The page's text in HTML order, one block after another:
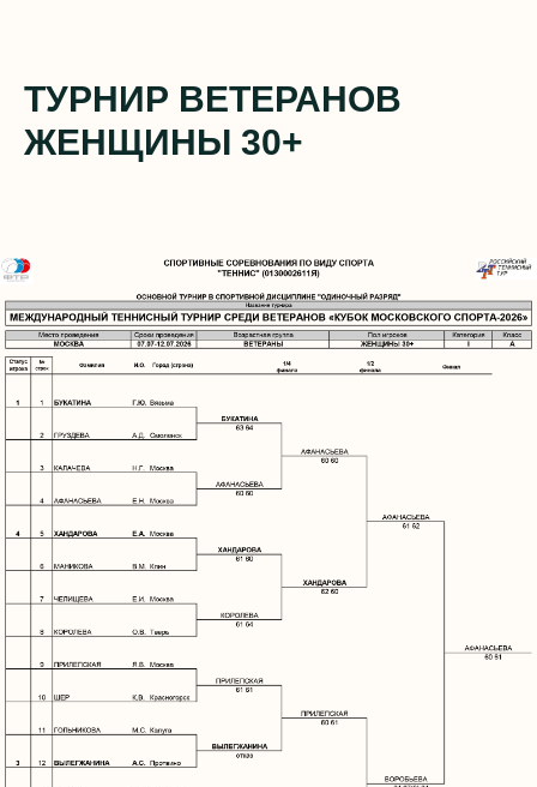
ТУРНИР ВЕТЕРАНОВ
ЖЕНЩИНЫ 30+